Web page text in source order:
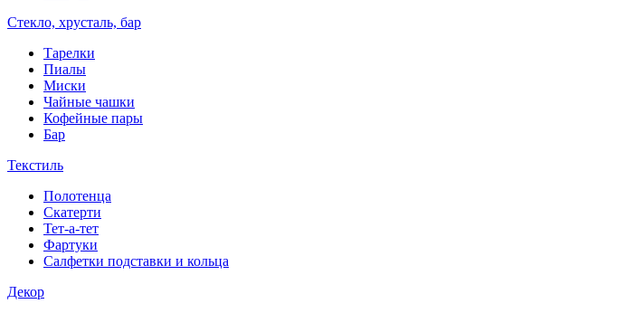
Стекло, хрусталь, бар
Тарелки
Пиалы
Миски
Чайные чашки
Кофейные пары
Бар
Текстиль
Полотенца
Скатерти
Тет-а-тет
Фартуки
Салфетки подставки и кольца
Декор